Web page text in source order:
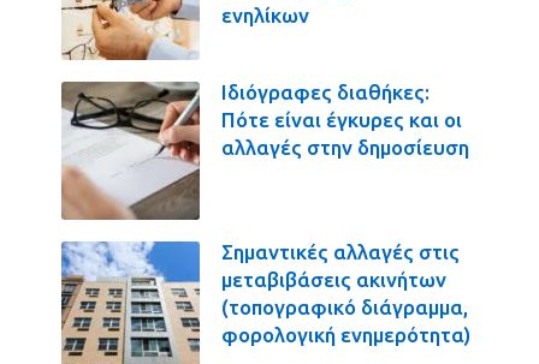
ενηλίκων
Ιδιόγραφες διαθήκες:
Πότε είναι έγκυρες και οι
αλλαγές στην δημοσίευση
Σημαντικές αλλαγές στις
μεταβιβάσεις ακινήτων
(τοπογραφικό διάγραμμα,
φορολογική ενημερότητα)